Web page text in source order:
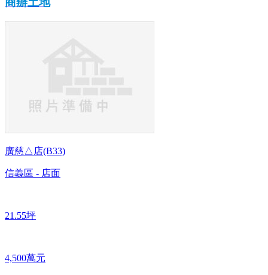
廣慈△店(B33)
信義區 - 店面
21.55坪
4,500萬元